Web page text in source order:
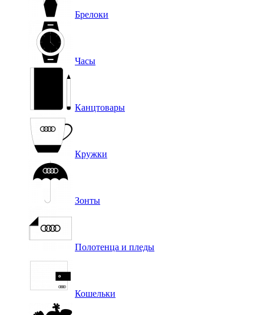
Брелоки
Часы
Канцтовары
Кружки
Зонты
Полотенца и пледы
Кошельки